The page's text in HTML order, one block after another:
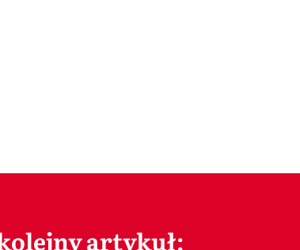
artykuł: